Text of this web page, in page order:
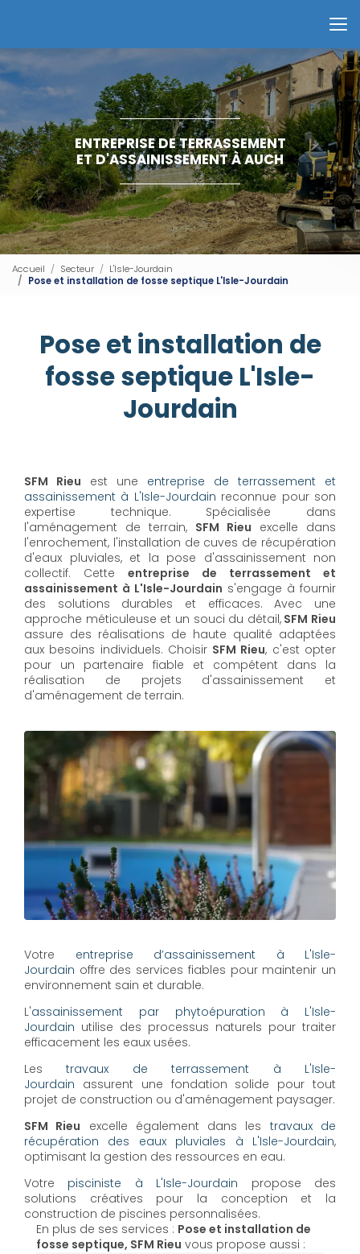
principal
ENTREPRISE DE TERRASSEMENT
ET D'ASSAINISSEMENT À AUCH
Accueil Secteur
L'Isle-Jourdain
Pose et installation de fosse septique L'Isle-Jourdain
Pose et installation de
fosse septique L'Isle-
Jourdain
SFM Rieu est une entreprise de terrassement et
assainissement à L'Isle-Jourdain reconnue pour son
expertise technique. Spécialisée dans
l'aménagement de terrain, SFM Rieu excelle dans
l'enrochement, l'installation de cuves de récupération
d'eaux pluviales, et la pose d'assainissement non
collectif. Cette entreprise de terrassement et
assainissement à L'Isle-Jourdain s'engage à fournir
des solutions durables et efficaces. Avec une
approche méticuleuse et un souci du détail,SFM Rieu
assure des réalisations de haute qualité adaptées
aux besoins individuels. Choisir SFM Rieu, c'est opter
pour un partenaire fiable et compétent dans la
réalisation de projets d'assainissement et
d'aménagement de terrain.
Votre entreprise d’assainissement à L'Isle-
Jourdain offre des services fiables pour maintenir un
environnement sain et durable.
L'assainissement par phytoépuration à L'Isle-
Jourdain utilise des processus naturels pour traiter
efficacement les eaux usées.
Lestravaux de terrassement à L'Isle-
Jourdain assurent une fondation solide pour tout
projet de construction ou d'aménagement paysager.
SFM Rieu excelle également dans les travaux de
récupération des eaux pluviales à L'Isle-Jourdain,
optimisant la gestion des ressources en eau.
Votre pisciniste à L'Isle-Jourdain propose des
solutions créatives pour la conception et la
construction de piscines personnalisées.
En plus de ses services : Pose et installation de
fosse septique, SFM Rieu vous propose aussi :